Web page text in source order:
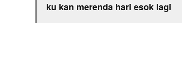
ku kan merenda hari esok lagi